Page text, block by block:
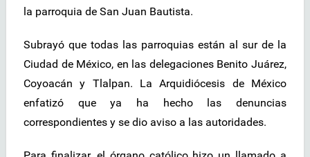
la parroquia de San Juan Bautista.
Subrayó que todas las parroquias están al sur de la
Ciudad de México, en las delegaciones Benito Juárez,
Coyoacán y Tlalpan. La Arquidiócesis de México
enfatizó que ya ha hecho las denuncias
correspondientes y se dio aviso a las autoridades.